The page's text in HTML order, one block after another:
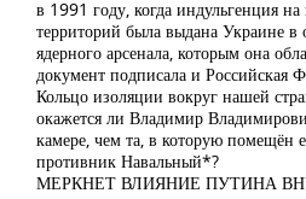
в 1991 году, когда индульгенция
территорий была выдана Украине в
ядерного арсенала, которым она
документ подписала и Российская
Кольцо изоляции вокруг нашей
окажется ли Владимир
камере, чем та, в которую помещён
противник Навальный*?
МЕРКНЕТ ВЛИЯНИЕ ПУТИНА